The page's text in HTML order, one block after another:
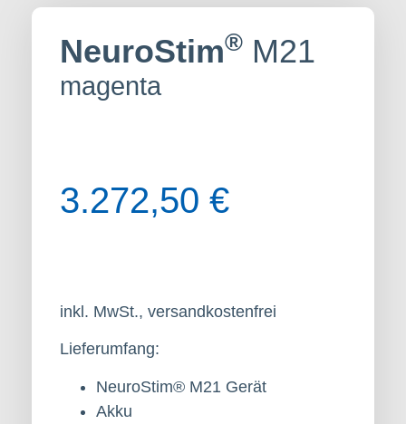
NeuroStim® M21
magenta
3.272,50 €
inkl. MwSt., versandkostenfrei
Lieferumfang:
NeuroStim® M21 Gerät
Akku